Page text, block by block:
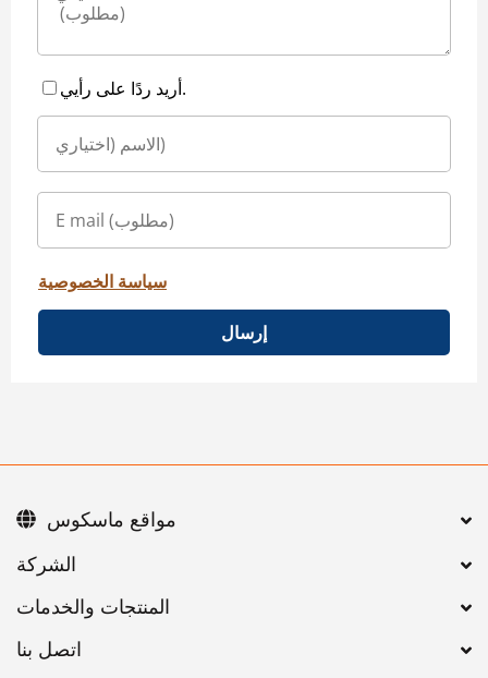
أريد ردًا على رأيي.
سياسة الخصوصية
إرسال
اتصل بنا
مواقع ماسكوس